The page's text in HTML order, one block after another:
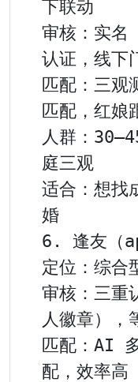
下联动
审核：实
认证，线下
匹配：三
匹配，红娘
人群：
庭三观
适合：想找
婚
6. 逢友（
定位：综合
审核：三
人徽章），
匹配：AI
配，效率高